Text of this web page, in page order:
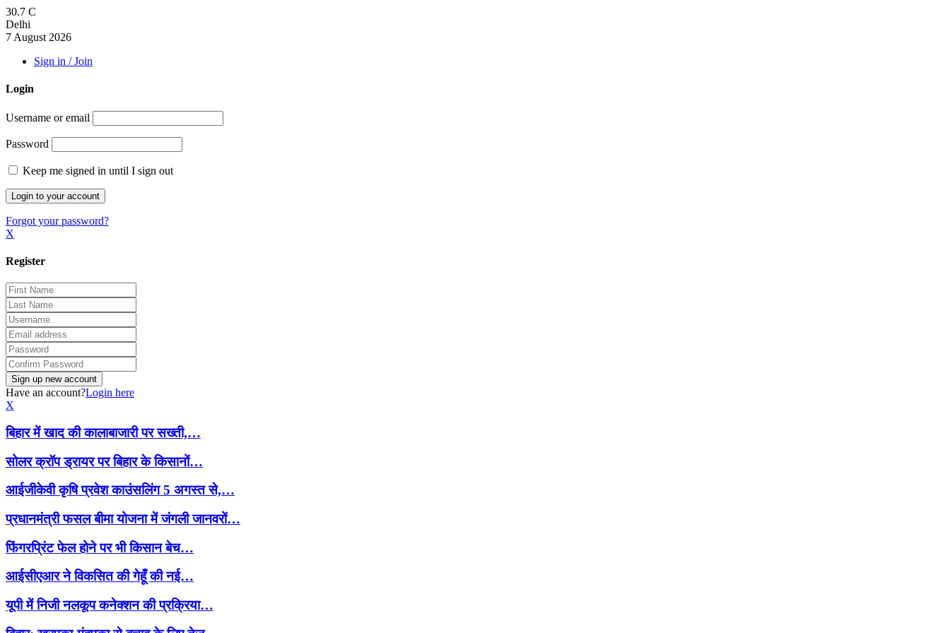
30.7 C
Delhi
7 August 2026
Sign in / Join
Login
Username or email
Password
Keep me signed in until I sign out
Forgot your password?
X
Register
Have an account?Login here
X
बिहार में खाद की कालाबाजारी पर सख्ती,…
सोलर क्रॉप ड्रायर पर बिहार के किसानों…
आईजीकेवी कृषि प्रवेश काउंसलिंग 5 अगस्त से,…
प्रधानमंत्री फसल बीमा योजना में जंगली जानवरों…
फिंगरप्रिंट फेल होने पर भी किसान बेच…
आईसीएआर ने विकसित की गेहूँ की नई…
यूपी में निजी नलकूप कनेक्शन की प्रक्रिया…